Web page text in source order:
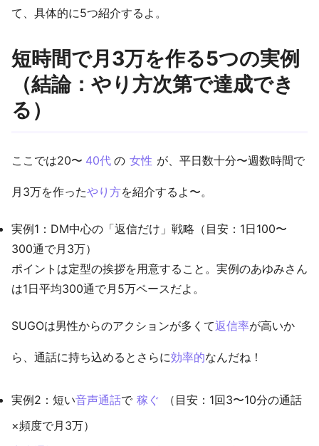
て、具体的に5つ紹介するよ。
短時間で月3万を作る5つの実例
（結論：やり方次第で達成でき
る）
ここでは20〜 40代 の 女性 が、平日数十分〜週数時間で
月3万を作ったやり方を紹介するよ〜。
実例1：DM中心の「返信だけ」戦略（目安：1日100〜
300通で月3万）
ポイントは定型の挨拶を用意すること。実例のあゆみさん
は1日平均300通で月5万ペースだよ。
SUGOは男性からのアクションが多くて返信率が高いか
ら、通話に持ち込めるとさらに効率的なんだね！
実例2：短い音声通話で 稼ぐ
（目安：1回3〜10分の通話
×頻度で月3万）